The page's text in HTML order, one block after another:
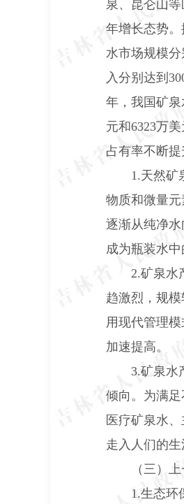
泉、昆仑山
年增长态势。
水市场规模分
入分别达到
年，我国矿
元和6323万美
占有率不断提
1.天然矿
物质和微量
逐渐从纯净
成为瓶装水中
2.矿泉水
趋激烈，规
用现代管理
加速提高。
3.矿泉水
倾向。为满
医疗矿泉水
走入人们的生
（三）
1.生态环